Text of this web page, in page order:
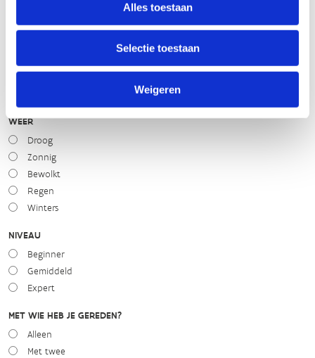
Alles toestaan
Selectie toestaan
Weigeren
STAAT VAN PARCOURS(ONDERGROND, BEGROEIING, ONDERHOUD)
slecht
WEER
Droog
Zonnig
Bewolkt
Regen
Winters
NIVEAU
Beginner
Gemiddeld
Expert
MET WIE HEB JE GEREDEN?
Alleen
Met twee